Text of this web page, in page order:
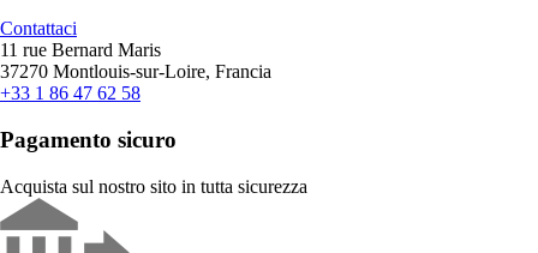
Contattaci
11 rue Bernard Maris
37270 Montlouis-sur-Loire, Francia
+33 1 86 47 62 58
Pagamento sicuro
Acquista sul nostro sito in tutta sicurezza